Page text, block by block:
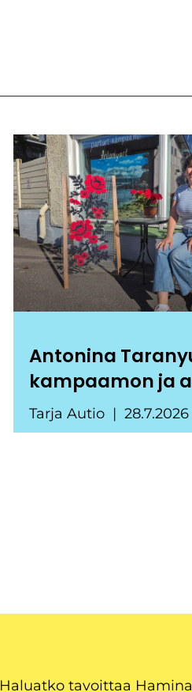
Antonina
kampaamon ja
Tarja Autio 28.7.2026
Haluatko tavoittaa